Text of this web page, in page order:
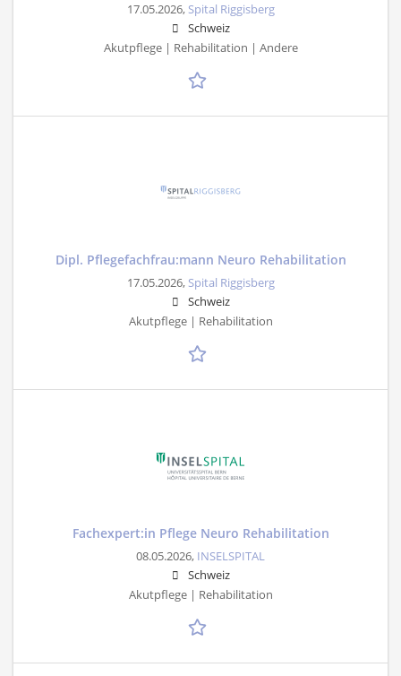
17.05.2026, Spital Riggisberg
Schweiz
Akutpflege | Rehabilitation | Andere
Dipl. Pflegefachfrau:mann Neuro Rehabilitation
17.05.2026, Spital Riggisberg
Schweiz
Akutpflege | Rehabilitation
Fachexpert:in Pflege Neuro Rehabilitation
08.05.2026, INSELSPITAL
Schweiz
Akutpflege | Rehabilitation